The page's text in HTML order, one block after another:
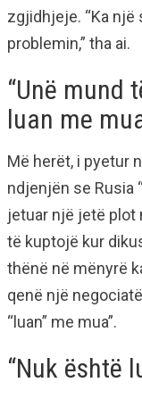
zgjidhjeje. “Ka
problemin,” tha ai.
“Unë mund
luan me
Më herët, i pyetur
ndjenjën se Rusia
jetuar një jetë plot
të kuptojë kur
thënë në mënyrë
qenë një
“luan” me mua”.
“Nuk është